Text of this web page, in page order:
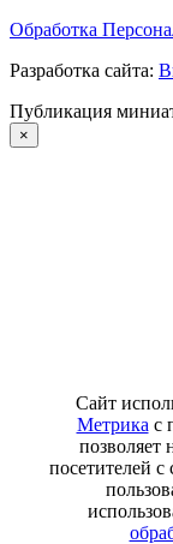
Обработка
Разработка сайта:
Публикация
×
Сайт
Метрика с
позволяет
посетителей